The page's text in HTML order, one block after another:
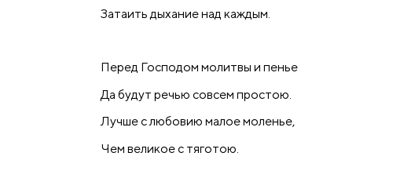
Затаить дыхание над каждым.
Перед Господом молитвы и пенье
Да будут речью совсем простою.
Лучше с любовию малое моленье,
Чем великое с тяготою.